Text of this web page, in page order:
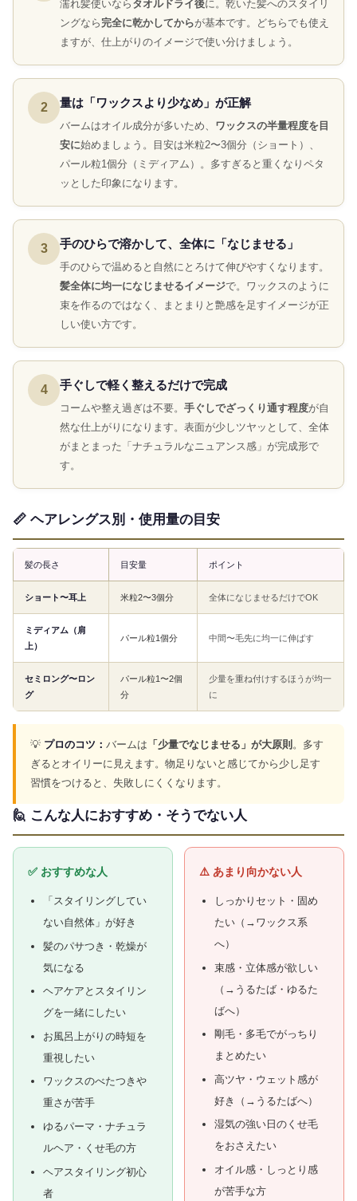
濡れ髪使いなら タオルドライ後に。乾いた髪へのスタイリ
ングなら 完全に乾かしてからが基本です。どちらでも使え
ますが、仕上がりのイメージで使い分けましょう。
2 量は「ワックスより少なめ」が正解
バームはオイル成分が多いため、 ワックスの半量程度を目
安に始めましょう。目安は米粒2〜3個分（ショート）、
パール粒1個分（ミディアム）。多すぎると重くなりペタ
ッとした印象になります。
3 手のひらで溶かして、全体に「なじませる」
手のひらで温めると自然にとろけて伸びやすくなります。
髪全体に均一になじませるイメージで。ワックスのように
束を作るのではなく、まとまりと艶感を足すイメージが正
しい使い方です。
4 手ぐしで軽く整えるだけで完成
コームや整え過ぎは不要。 手ぐしでざっくり通す程度が自
然な仕上がりになります。表面が少しツヤッとして、全体
がまとまった「ナチュラルなニュアンス感」が完成形で
す。
📏 ヘアレングス別・使用量の目安
髪の長さ 目安量 ポイント
ショート〜耳上 米粒2〜3個分 全体になじませるだけでOK
ミディアム（肩
上）
パール粒1個分 中間〜毛先に均一に伸ばす
セミロング〜ロン
グ
パール粒1〜2個
分
少量を重ね付けするほうが均一
に
💡 プロのコツ： バームは 「少量でなじませる」が大原則 。多す
ぎるとオイリーに見えます。物足りないと感じてから少し足す
習慣をつけると、失敗しにくくなります。
🙋 こんな人におすすめ・そうでない人
✅ おすすめな人
「スタイリングしてい
ない自然体」が好き
髪のパサつき・乾燥が
気になる
ヘアケアとスタイリン
グを一緒にしたい
お風呂上がりの時短を
重視したい
ワックスのべたつきや
重さが苦手
ゆるパーマ・ナチュラ
ルヘア・くせ毛の方
ヘアスタイリング初心
者
⚠️ あまり向かない人
しっかりセット・固め
たい（→ワックス系
へ）
束感・立体感が欲しい
（→うるたば・ゆるた
ばへ）
剛毛・多毛でがっちり
まとめたい
高ツヤ・ウェット感が
好き（→うるたばへ）
湿気の強い日のくせ毛
をおさえたい
オイル感・しっとり感
が苦手な方